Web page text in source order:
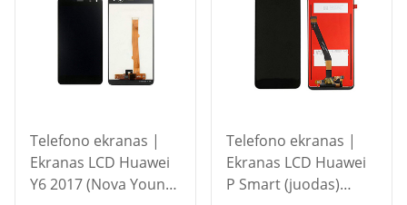
Telefono ekranas |
Ekranas LCD Huawei
Y6 2017 (Nova Young)
Telefono ekranas |
Ekranas LCD Huawei
P Smart (juodas)